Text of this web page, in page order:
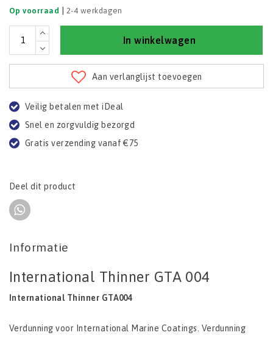
Op voorraad 2-4 werkdagen
In winkelwagen
Aan verlanglijst toevoegen
Veilig betalen met iDeal
Snel en zorgvuldig bezorgd
Gratis verzending vanaf €75
Deel dit product
Informatie
International Thinner GTA 004
International Thinner GTA004
Verdunning voor International Marine Coatings. Verdunning